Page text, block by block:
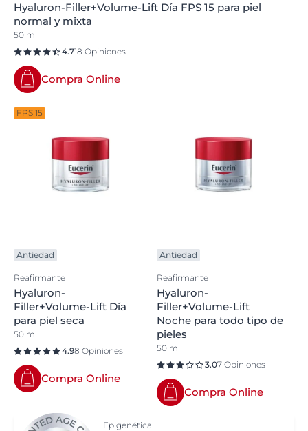
Hyaluron-Filler+Volume-Lift Día FPS 15 para piel
normal y mixta
50 ml
4.718 Opiniones
Compra Online
FPS 15
Antiedad
Reafirmante
Hyaluron-
Filler+Volume-Lift Día
para piel seca
50 ml
4.98 Opiniones
Compra Online
Antiedad
Reafirmante
Hyaluron-
Filler+Volume-Lift
Noche para todo tipo de
pieles
50 ml
3.07 Opiniones
Compra Online
Epigenética